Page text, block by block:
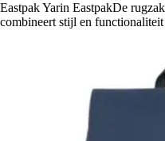
Eastpak Yarin EastpakDe
combineert stijl en